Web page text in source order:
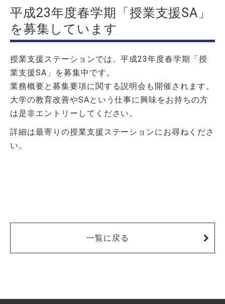
平成23年度春学期「授業支援SA」
を募集しています
授業支援ステーションでは、平成23年度春学期「授
業支援SA」を募集中です。
業務概要と募集要項に関する説明会も開催されます。
大学の教育改善やSAという仕事に興味をお持ちの方
は是非エントリーしてください。
詳細は最寄りの授業支援ステーションにお尋ねくださ
い。
一覧に戻る